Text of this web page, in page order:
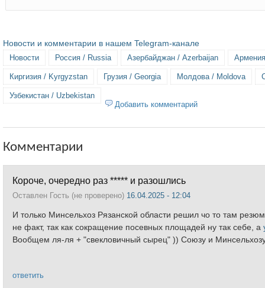
Новости и комментарии в нашем Telegram-канале
Новости Россия / Russia Азербайджан / Azerbaijan
Киргизия / Kyrgyzstan Грузия / Georgia Молдова / Moldova
Узбекистан / Uzbekistan
Добавить комментарий
Комментарии
Короче, очередно раз ***** и разошлись
Оставлен Гость (не проверено) 16.04.2025 - 12:04
И только Минсельхоз Рязанской области решил чо то там
не факт, так как сокращение посевных площадей ну так себе, а
Вообщем ля-ля + "свекловичный сырец" )) Союзу и
ответить